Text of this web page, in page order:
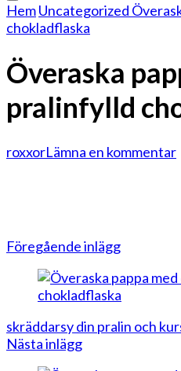
HemUncategorized
chokladflaska
Överaska
pralinfylld
roxxorLämna en kommentarpå
Inläggsnavigering
Föregående inlägg
skräddarsy din pralin och
Nästa inlägg